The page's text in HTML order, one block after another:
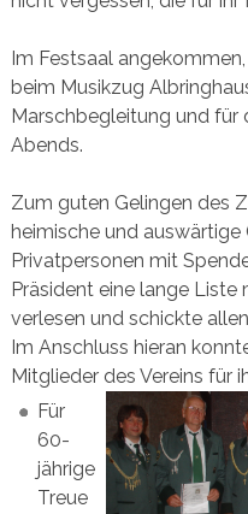
Im Festsaal
beim Musikzug
Marschbegleitung und für
Abends.
Zum guten Gelingen des
heimische und
Privatpersonen mit
Präsident eine lange
verlesen und schickte
Im Anschluss hieran
Mitglieder des Vereins für
Für
60-
jährige
Treue